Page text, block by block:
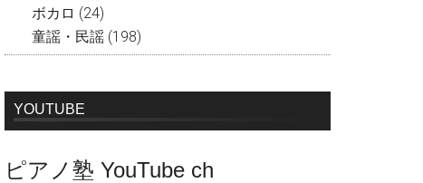
ボカロ (24)
童謡・民謡 (198)
YOUTUBE
ピアノ塾 YouTube ch